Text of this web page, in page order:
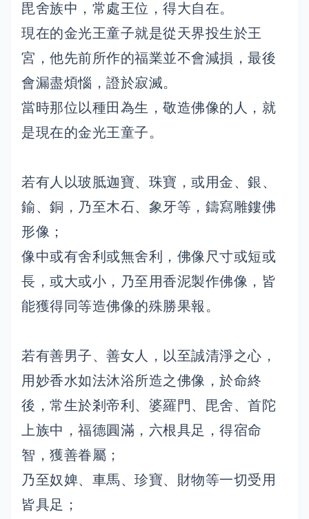
毘舍族中，常處王位，得大自在。
現在的金光王童子就是從天界投生於王
宮，他先前所作的福業並不會減損，最後
會漏盡煩惱，證於寂滅。
當時那位以種田為生，敬造佛像的人，就
是現在的金光王童子。
若有人以玻胝迦寶、珠寶，或用金、銀、
鍮、銅，乃至木石、象牙等，鑄寫雕鏤佛
形像；
像中或有舍利或無舍利，佛像尺寸或短或
長，或大或小，乃至用香泥製作佛像，皆
能獲得同等造佛像的殊勝果報。
若有善男子、善女人，以至誠清淨之心，
用妙香水如法沐浴所造之佛像，於命終
後，常生於剎帝利、婆羅門、毘舍、首陀
上族中，福德圓滿，六根具足，得宿命
智，獲善眷屬；
乃至奴婢、車馬、珍寶、財物等一切受用
皆具足；